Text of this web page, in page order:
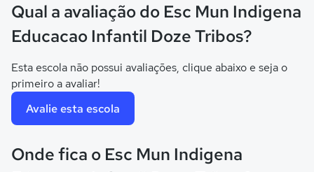
Qual a avaliação do Esc Mun Indigena
Educacao Infantil Doze Tribos?
Esta escola não possui avaliações, clique abaixo e seja o
primeiro a avaliar!
Avalie esta escola
Onde fica o Esc Mun Indigena